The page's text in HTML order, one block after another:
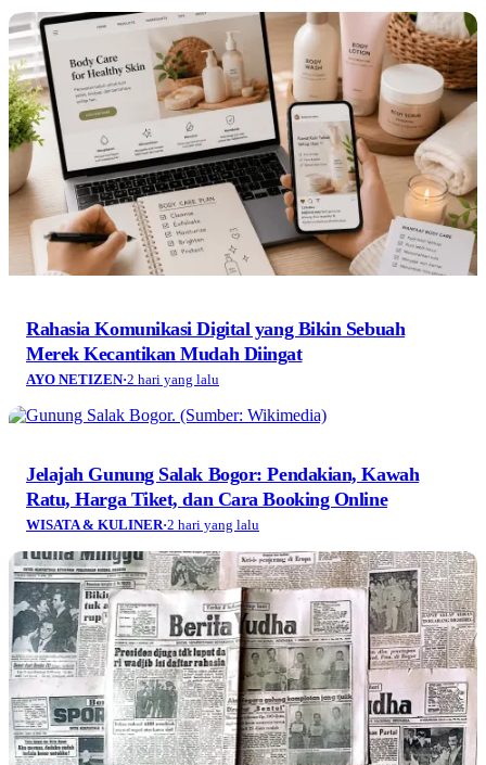
Rahasia Komunikasi Digital yang Bikin Sebuah
Merek Kecantikan Mudah Diingat
AYO NETIZEN·2 hari yang lalu
Jelajah Gunung Salak Bogor: Pendakian, Kawah
Ratu, Harga Tiket, dan Cara Booking Online
WISATA & KULINER·2 hari yang lalu